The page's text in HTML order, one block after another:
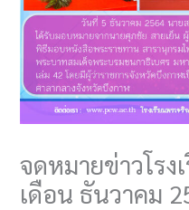
จดหมายข่าวโรง
เดือน ธันวาคม